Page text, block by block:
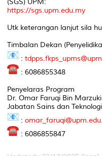
(SGS) UPM:
https://sgs.upm.edu.my
Utk keterangan lanjut sila
Timbalan Dekan
:
: 6086855348
Penyelaras Program
Dr. Omar Faruqi Bin Marzuki
Jabatan Sains dan
:
: 6086855847